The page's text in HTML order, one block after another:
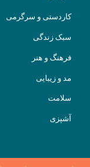
کاردستی و سرگرمی
سبک زندگی
فرهنگ و هنر
مد و زیبایی
سلامت
آشپزی